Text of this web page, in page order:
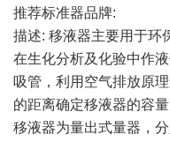
推荐标准器品牌:
描述: 移液器主要用于环
在生化分析及化验中作
吸管，利用空气排放原
的距离确定移液器的容量
移液器为量出式量器，